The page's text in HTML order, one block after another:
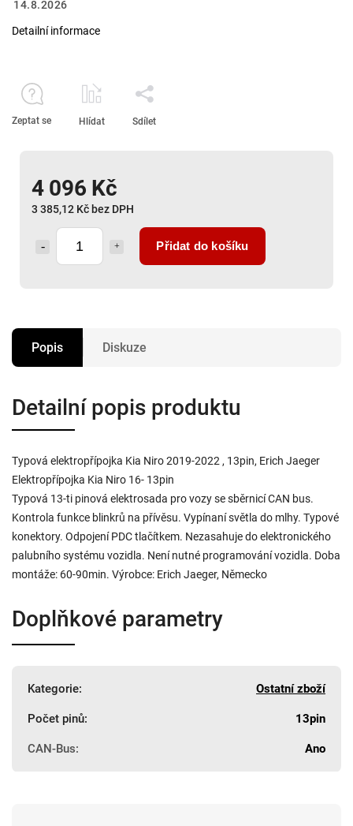
4 096 Kč
3 385,12 Kč bez DPH
Přidat do košíku
14.8.2026
Detailní informace
Zeptat se Hlídat Sdílet
Popis Diskuze
Detailní popis produktu
Typová elektropřípojka Kia Niro 2019-2022 , 13pin, Erich Jaeger
Elektropřípojka Kia Niro 16- 13pin
Typová 13-ti pinová elektrosada pro vozy se sběrnicí CAN bus.
Kontrola funkce blinkrů na přívěsu. Vypínaní světla do mlhy. Typové
konektory. Odpojení PDC tlačítkem. Nezasahuje do elektronického
palubního systému vozidla. Není nutné programování vozidla. Doba
montáže: 60-90min. Výrobce: Erich Jaeger, Německo
Doplňkové parametry
Kategorie: Ostatní zboží
Počet pinů: 13pin
CAN-Bus: Ano